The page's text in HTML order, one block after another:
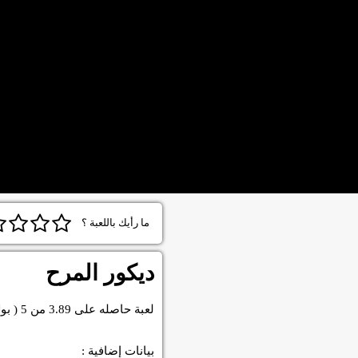
ما رأيك باللعبة ؟
ديكور المرح
لعبة حاصله على 3.89 من 5
(
بيانات إضافية :